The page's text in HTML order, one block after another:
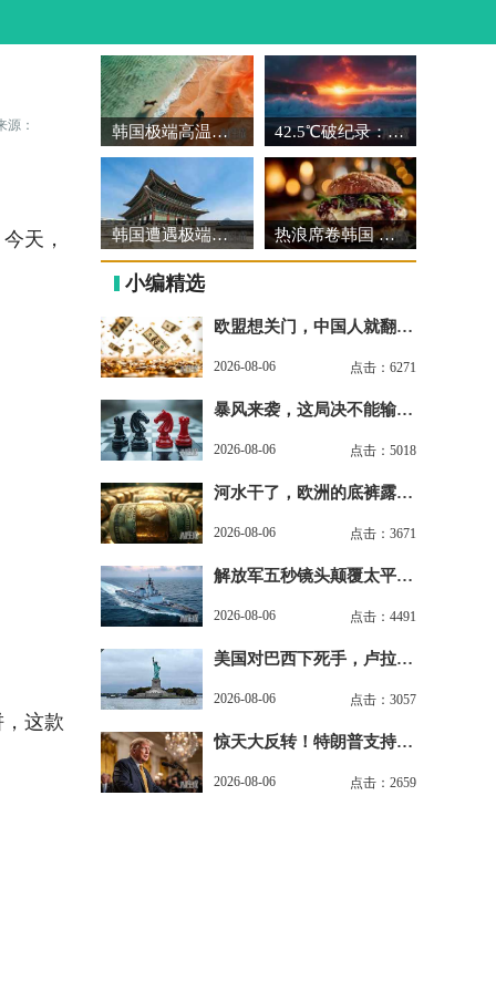
源：
天，
这款
韩国极端高温威胁健康：致命危害与科学预防指南 42.5℃破纪录：韩国宣布“国家灾难状态”的深层逻辑
韩国遭遇极端热浪，多地气温打破百年纪录 热浪席卷韩国 果粮产业遭重创
小编精选
欧盟想关门，中国人就翻
2026-08-06 点击：6271
暴风来袭，这局决不能输，
2026-08-06 点击：5018
河水干了，欧洲的底裤露出
2026-08-06 点击：3671
解放军五秒镜头颠覆太平
2026-08-06 点击：4491
美国对巴西下死手，卢拉让
2026-08-06 点击：3057
惊天大反转！特朗普支持率
2026-08-06 点击：2659